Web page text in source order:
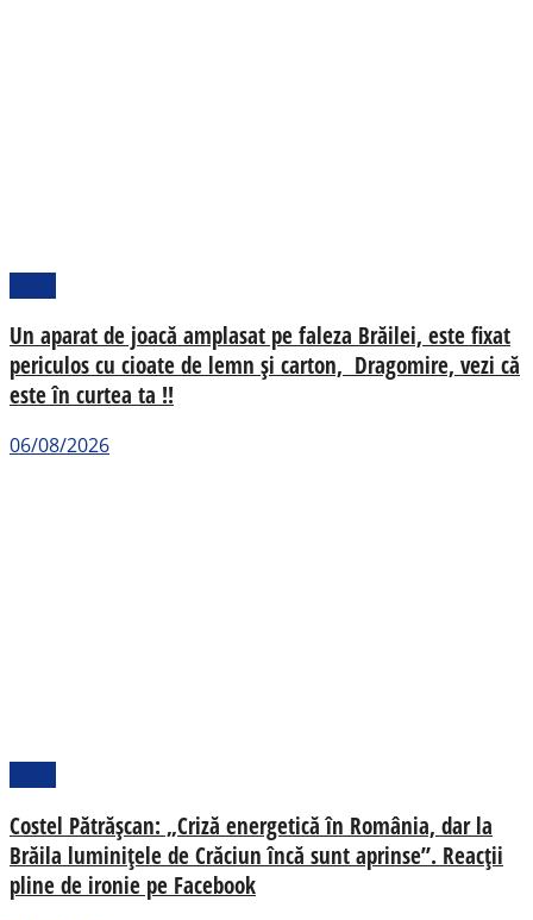
Un aparat de joacă amplasat pe faleza Brăilei, este fixat
periculos cu cioate de lemn și carton, Dragomire, vezi că
este în curtea ta !!
06/08/2026
Costel Pătrășcan: „Criză energetică în România, dar la
Brăila luminițele de Crăciun încă sunt aprinse”. Reacții
pline de ironie pe Facebook